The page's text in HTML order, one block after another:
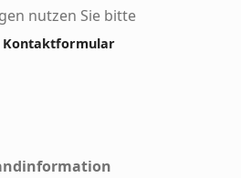
nutzen Sie bitte
Kontaktformular